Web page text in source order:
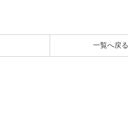
一覧へ戻る